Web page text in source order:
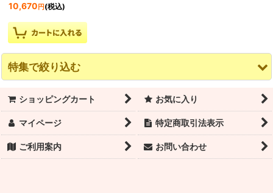
10,670 円 (税込)
特集で絞り込む
数量限定！スーパーセール！
トウシューズ
バレエシューズ
ショッピングカート お気に入り
マイページ 特定商取引法表示
ご利用案内 お問い合わせ